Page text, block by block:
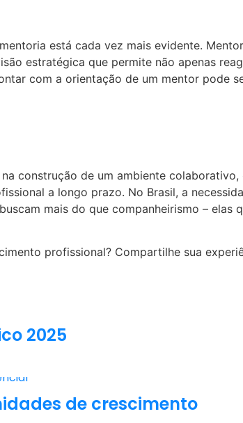
está cada vez mais evidente.
estratégica que permite não apenas
com a orientação de um mentor pode
construção de um ambiente colaborativo,
a longo prazo. No Brasil, a
mais do que companheirismo – elas
profissional? Compartilhe sua
2025
de crescimento